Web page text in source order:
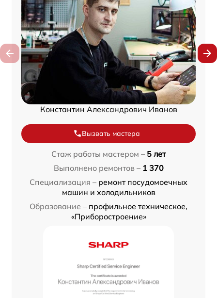
Константин Александрович Иванов
Вызвать мастера
Стаж работы мастером – 5 лет
Выполнено ремонтов – 1 370
Специализация – ремонт посудомоечных
машин и холодильников
Образование – профильное техническое,
«Приборостроение»